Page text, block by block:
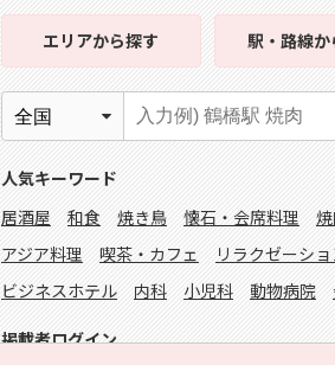
エリアから探す 駅・路線か
人気キーワード
居酒屋
和食 焼き鳥 懐石・会席料理
アジア料理
喫茶・カフェ リラクゼーショ
ビジネスホテル
内科 小児科 動物病院
掲載者ログイン